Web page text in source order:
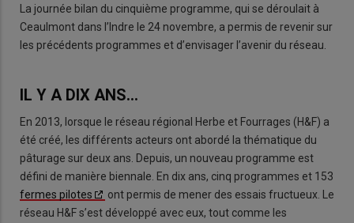
La journée bilan du cinquième programme, qui se déroulait à
Ceaulmont dans l’Indre le 24 novembre, a permis de revenir sur
les précédents programmes et d’envisager l’avenir du réseau.
IL Y A DIX ANS…
En 2013, lorsque le réseau régional Herbe et Fourrages (H&F) a
été créé, les différents acteurs ont abordé la thématique du
pâturage sur deux ans. Depuis, un nouveau programme est
défini de manière biennale. En dix ans, cinq programmes et 153
fermes pilotes
ont permis de mener des essais fructueux. Le
réseau H&F s’est développé avec eux, tout comme les